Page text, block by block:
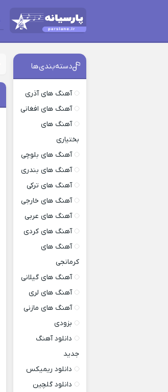
دسته‌بندی‌ها
آهنگ های آذری
آهنگ های افغانی
آهنگ های
بختیاری
آهنگ های بلوچی
آهنگ های بندری
آهنگ های ترکی
آهنگ های خارجی
آهنگ های عربی
آهنگ های کردی
آهنگ های
کرمانجی
آهنگ های گیلانی
آهنگ های لری
آهنگ های مازنی
بزودی
دانلود آهنگ
جدید
دانلود ریمیکس
دانلود گلچین